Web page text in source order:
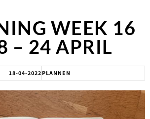
WEEK 16
– 24 APRIL
18-04-2022 PLANNEN